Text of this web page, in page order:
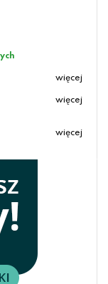
więcej
więcej
więcej